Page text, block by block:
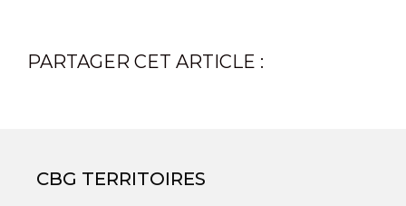
PARTAGER CET ARTICLE :
CBG TERRITOIRES